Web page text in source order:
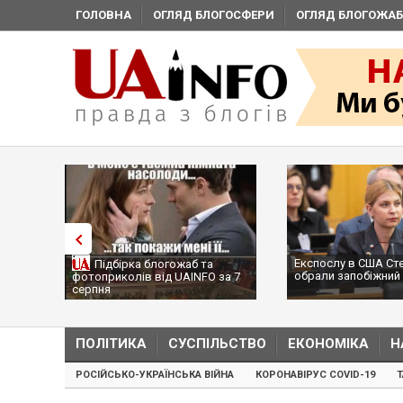
ГОЛОВНА ОГЛЯД БЛОГОСФЕРИ ОГЛЯД БЛОГОЖАБ
Підбірка блогожаб та
фотоприколів від UAINFO за 7
серпня
Експослу в США
обрали запобіжний
ПОЛІТИКА СУСПІЛЬСТВО ЕКОНОМІКА
РОСІЙСЬКО-УКРАЇНСЬКА ВІЙНА КОРОНАВІРУС COVID-19